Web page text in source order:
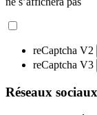
reCaptcha V2
reCaptcha V3
Réseaux